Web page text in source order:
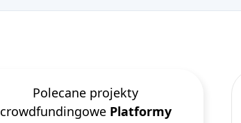
Polecane projekty
crowdfundingowe Platformy